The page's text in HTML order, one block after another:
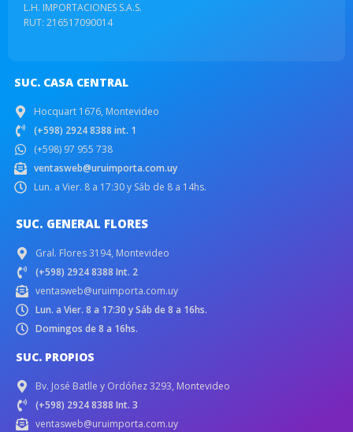
L.H. IMPORTACIONES S.A.S.
RUT: 216517090014
SUC. CASA CENTRAL
Hocquart 1676, Montevideo
(+598) 2924 8388 int. 1
(+598) 97 955 738
ventasweb@uruimporta.com.uy
Lun. a Vier. 8 a 17:30 y Sáb de 8 a 14hs.
SUC. GENERAL FLORES
Gral. Flores 3194, Montevideo
(+598) 2924 8388 Int. 2
ventasweb@uruimporta.com.uy
Lun. a Vier. 8 a 17:30 y Sáb de 8 a 16hs.
Domingos de 8 a 16hs.
SUC. PROPIOS
Bv. José Batlle y Ordóñez 3293, Montevideo
(+598) 2924 8388 Int. 3
ventasweb@uruimporta.com.uy